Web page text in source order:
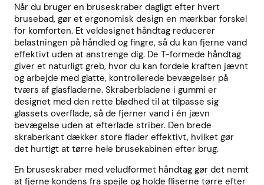
Når du bruger en bruseskraber dagligt efter hvert
brusebad, gør et ergonomisk design en mærkbar forskel
for komforten. Et veldesignet håndtag reducerer
belastningen på håndled og fingre, så du kan fjerne vand
effektivt uden at anstrenge dig. De T-formede håndtag
giver et naturligt greb, hvor du kan fordele kraften jævnt
og arbejde med glatte, kontrollerede bevægelser på
tværs af glasfladerne. Skraberbladene i gummi er
designet med den rette blødhed til at tilpasse sig
glassets overflade, så de fjerner vand i én jævn
bevægelse uden at efterlade striber. Den brede
skraberkant dækker store flader effektivt, hvilket gør
det hurtigt at tørre hele brusekabinen efter brug.
En bruseskraber med veludformet håndtag gør det nemt
at fjerne kondens fra spejle og holde fliserne tørre efter